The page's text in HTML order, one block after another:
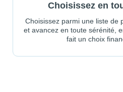
Choisissez en
Choisissez parmi une liste de
et avancez en toute sérénité,
fait un choix